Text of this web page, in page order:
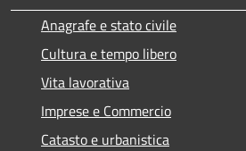
Anagrafe e stato civile
Cultura e tempo libero
Vita lavorativa
Imprese e Commercio
Catasto e urbanistica